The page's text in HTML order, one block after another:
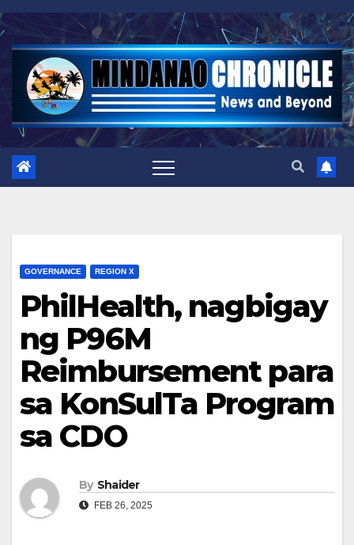
Skip
to
content
GOVERNANCE REGION X
PhilHealth, nagbigay
ng P96M
Reimbursement para
sa KonSulTa Program
sa CDO
By Shaider
FEB 26, 2025